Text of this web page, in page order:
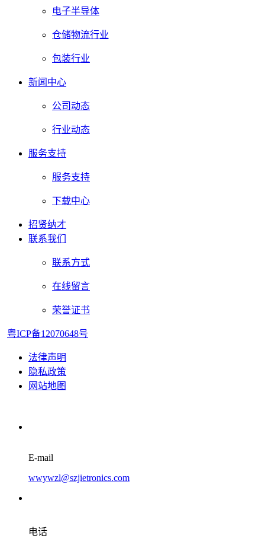
电子半导体
仓储物流行业
包装行业
新闻中心
公司动态
行业动态
服务支持
服务支持
下载中心
招贤纳才
联系我们
联系方式
在线留言
荣誉证书
粤ICP备12070648号
法律声明
隐私政策
网站地图
E-mail
wwywzl@szjietronics.com
电话